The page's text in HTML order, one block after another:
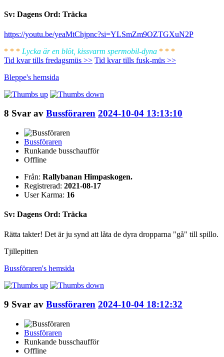
Sv: Dagens Ord: Träcka
https://youtu.be/yeaMtChjpnc?si=YLSmZm9OZTGXuN2P
* * * Lycka är en blöt, kissvarm spermobil-dyna * * *
Tid kvar tills fredagsmüs >> Tid kvar tills fusk-müs >>
Bleppe's hemsida
8 Svar av Bussföraren 2024-10-04 13:13:10
Bussföraren
Runkande busschaufför
Offline
Från: Rallybanan Himpaskogen.
Registrerad: 2021-08-17
User Karma: 16
Sv: Dagens Ord: Träcka
Rätta takter! Det är ju synd att låta de dyra dropparna "gå" till spillo.
Tjillepitten
Bussföraren's hemsida
9 Svar av Bussföraren 2024-10-04 18:12:32
Bussföraren
Runkande busschaufför
Offline